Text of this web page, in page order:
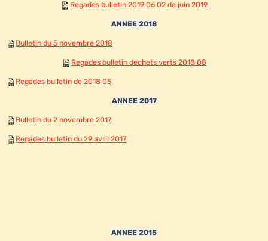
Regades bulletin 2019 06 02 de juin 2019
ANNEE 2018
Bulletin du 5 novembre 2018
Regades bulletin dechets verts 2018 08
Regades bulletin de 2018 05
ANNEE 2017
Bulletin du 2 novembre 2017
Regades bulletin du 29 avril 2017
ANNEE 2015